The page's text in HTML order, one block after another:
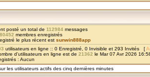
posté un total de 112984 messages
membres enregistrés
le plus récent est sunwin888app
utilisateurs en ligne :: 0 Enregistré, 0 Invisible et 293 Invités [
d'utilisateurs en ligne est de 21362 le Mar 07 Avr 2026
: Aucun
les utilisateurs actifs des cinq dernières minutes